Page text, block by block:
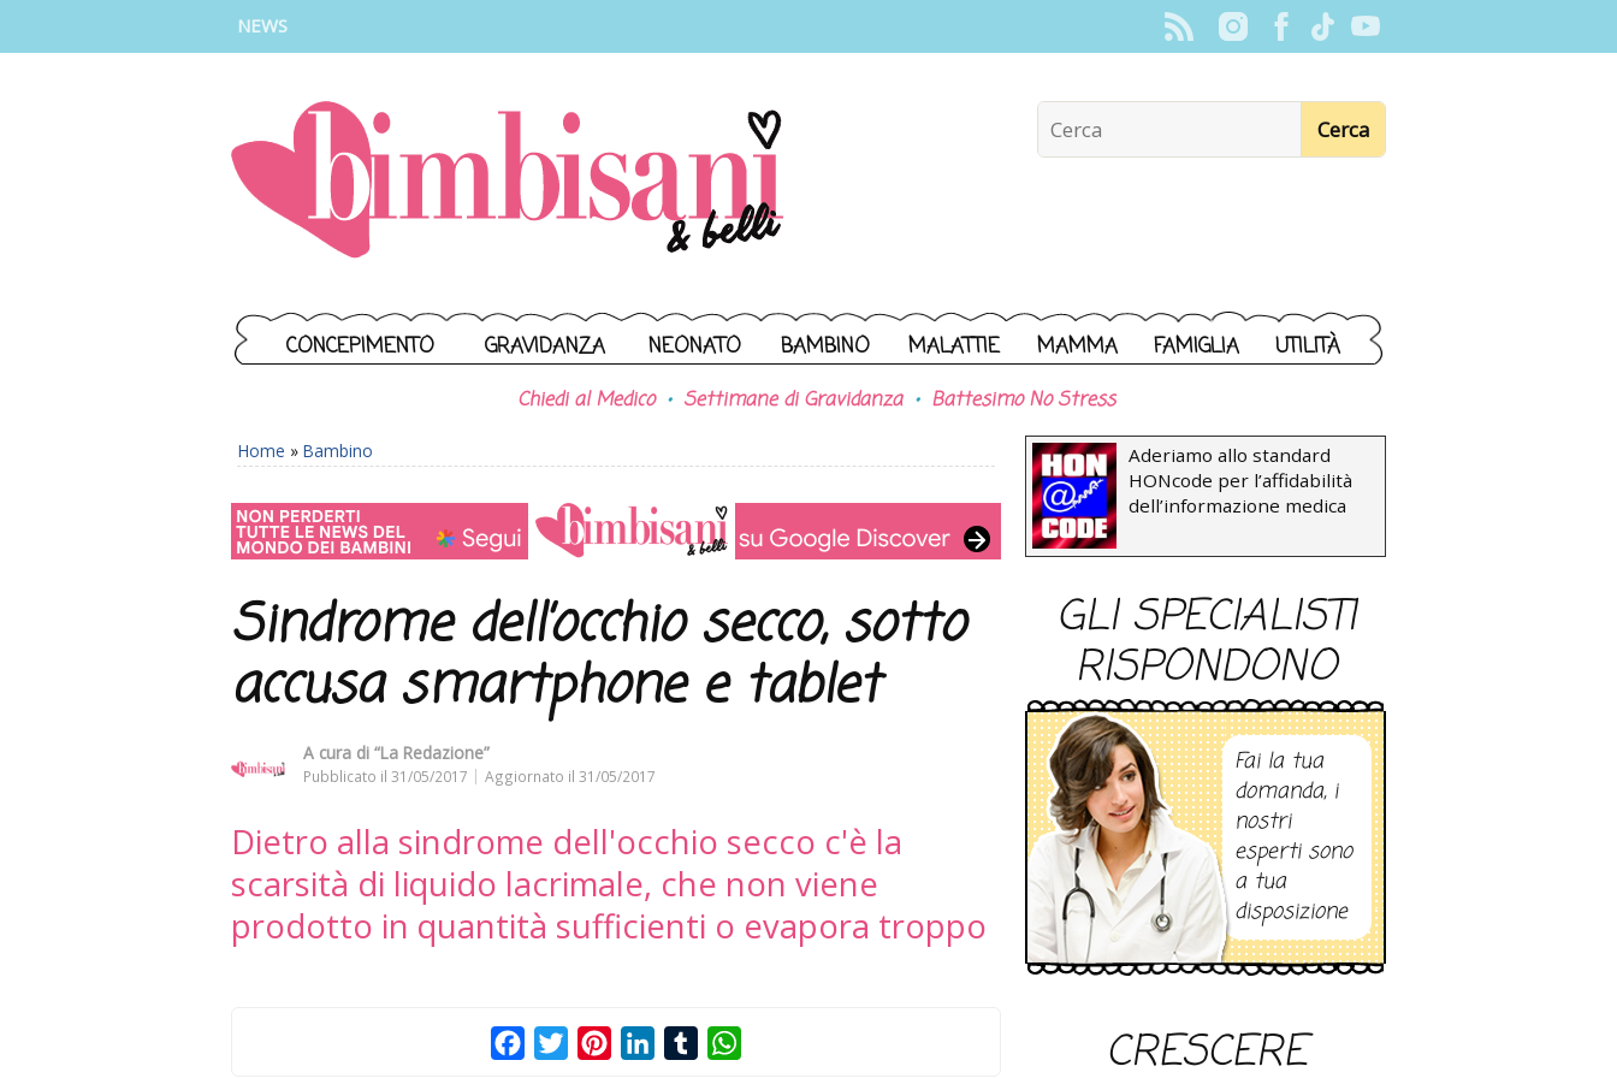
NEWS
CONCEPIMENTO GRAVIDANZA NEONATO BAMBINO MALATTIE MAMMA FAMIGLIA UTILITÀ
Chiedi al Medico Settimane di Gravidanza Battesimo No Stress
Home » Bambino
Sindrome dell’occhio secco, sotto
accusa smartphone e tablet
A cura di “La Redazione”
Pubblicato il 31/05/2017 Aggiornato il 31/05/2017
Dietro alla sindrome dell'occhio secco c'è la
scarsità di liquido lacrimale, che non viene
prodotto in quantità sufficienti o evapora troppo
FacebookTwitterPinterestLinkedInTumblr
Aderiamo allo standard
HONcode per l’affidabilità
dell’informazione medica
GLI SPECIALISTI
RISPONDONO
Fai la tua
domanda, i
nostri
esperti sono
a tua
disposizione
CRESCERE